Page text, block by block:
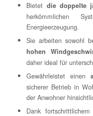
Bietet die doppelte
herkömmlichen
Energieerzeugung.
Sie arbeiten sowohl
hohen
daher ideal für
Gewährleistet einen
sicherer Betrieb in
der Anwohner
Dank